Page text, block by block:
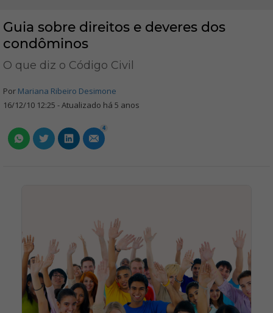
Guia sobre direitos e deveres dos
condôminos
O que diz o Código Civil
Por Mariana Ribeiro Desimone
16/12/10 12:25 - Atualizado há 5 anos
4